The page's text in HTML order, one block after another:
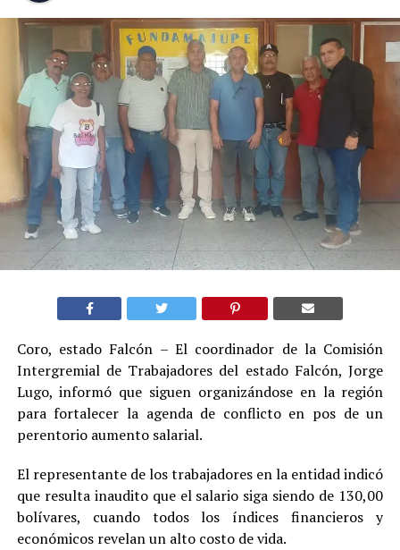
Coro, estado Falcón – El coordinador de la Comisión
Intergremial de Trabajadores del estado Falcón, Jorge
Lugo, informó que siguen organizándose en la región
para fortalecer la agenda de conflicto en pos de un
perentorio aumento salarial.
El representante de los trabajadores en la entidad indicó
que resulta inaudito que el salario siga siendo de 130,00
bolívares, cuando todos los índices financieros y
económicos revelan un alto costo de vida.